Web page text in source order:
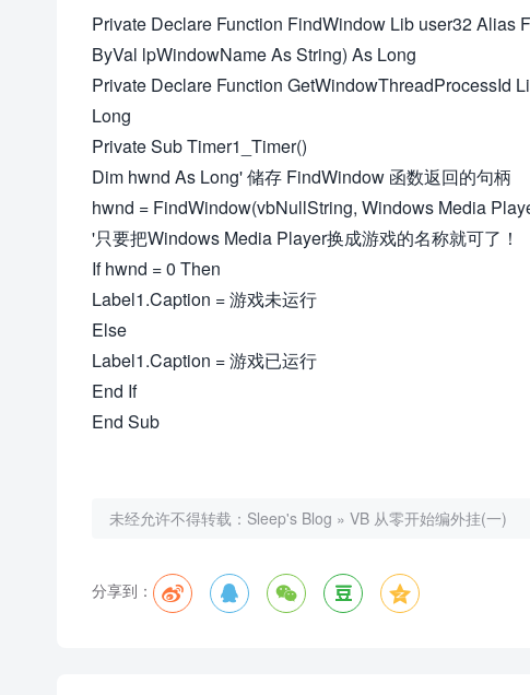
Private Declare Function FindWindow Lib user32 Alias
ByVal lpWindowName As String) As Long
Private Declare Function GetWindowThreadProcessId
Long
Private Sub Timer1_Timer()
Dim hwnd As Long' 储存 FindWindow 函数返回的句柄
hwnd = FindWindow(vbNullString, Windows Media
'只要把Windows Media Player换成游戏的名称就可了！
If hwnd = 0 Then
Label1.Caption = 游戏未运行
Else
Label1.Caption = 游戏已运行
End If
End Sub
未经允许不得转载： Sleep's Blog » VB 从零开始编外挂(一)
分享到：     